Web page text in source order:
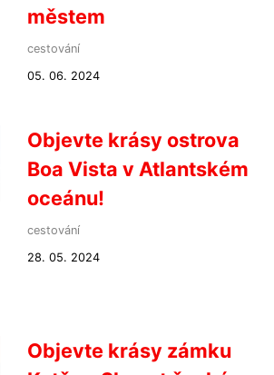
městem
cestování
05. 06. 2024
Objevte krásy ostrova
Boa Vista v Atlantském
oceánu!
cestování
28. 05. 2024
Objevte krásy zámku